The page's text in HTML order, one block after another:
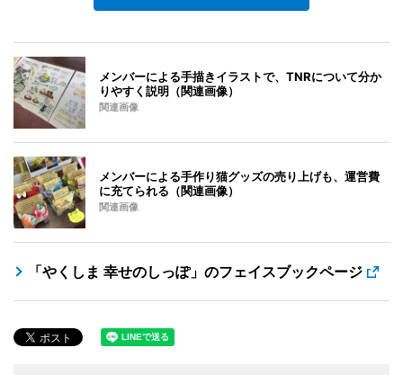
メンバーによる手描きイラストで、TNRについて分か
りやすく説明（関連画像）
関連画像
メンバーによる手作り猫グッズの売り上げも、運営費
に充てられる（関連画像）
関連画像
「やくしま 幸せのしっぽ」のフェイスブックページ